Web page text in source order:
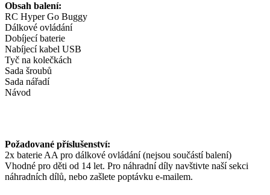
Obsah balení:
RC Hyper Go Buggy
Dálkové ovládání
Dobíjecí baterie
Nabíjecí kabel USB
Tyč na kolečkách
Sada šroubů
Sada nářadí
Návod
Požadované příslušenství:
2x baterie AA pro dálkové ovládání (nejsou součástí balení)
Vhodné pro děti od 14 let. Pro náhradní díly navštivte naší sekci
náhradních dílů, nebo zašlete poptávku e-mailem.